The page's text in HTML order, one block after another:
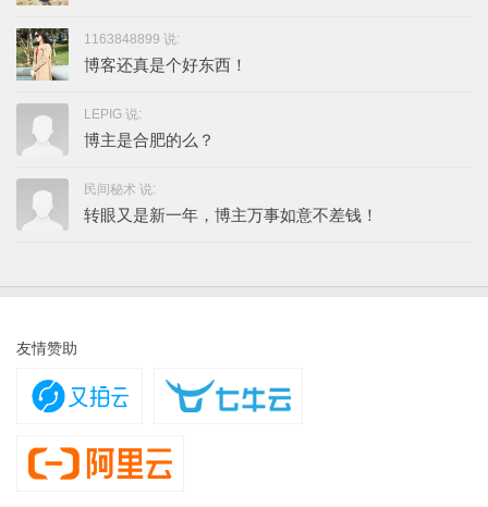
1163848899 说:
博客还真是个好东西！
LEPIG 说:
博主是合肥的么？
民间秘术 说:
转眼又是新一年，博主万事如意不差钱！
友情赞助